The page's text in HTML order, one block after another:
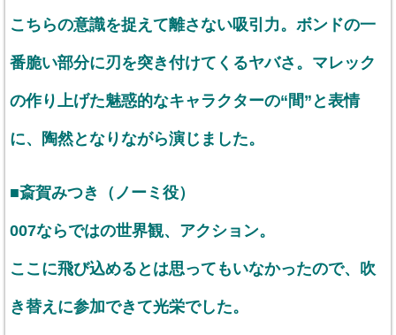
こちらの意識を捉えて離さない吸引力。ボンドの一
番脆い部分に刃を突き付けてくるヤバさ。マレック
の作り上げた魅惑的なキャラクターの“間”と表情
に、陶然となりながら演じました。
■斎賀みつき（ノーミ役）
007ならではの世界観、アクション。
ここに飛び込めるとは思ってもいなかったので、吹
き替えに参加できて光栄でした。